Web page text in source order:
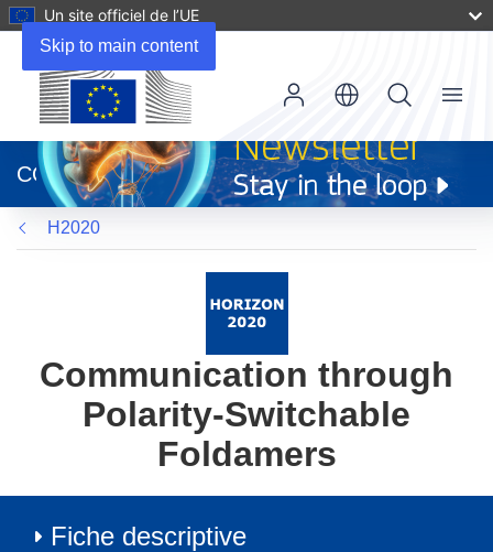
Skip to main content
Un site officiel de l’UE
dans
une
nouvelle
fenêtre)
CORDIS
Menu
H2020
Communication through
Polarity-Switchable
Foldamers
Fiche descriptive